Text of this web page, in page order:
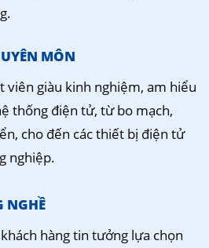
MÔN
viên giàu kinh nghiệm, am hiểu
thống điện tử, từ bo mạch,
cho đến các thiết bị điện tử
nghiệp.
NGHỀ
hàng tin tưởng lựa chọn